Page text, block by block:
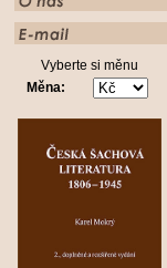
Vyberte si měnu
Měna: